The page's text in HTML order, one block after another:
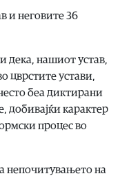
и неговите 36
дека, нашиот устав,
цврстите устави,
беа диктирани
добивајќи карактер
процес во
непочитувањето на